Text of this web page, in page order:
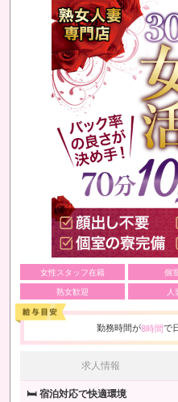
女性スタッフ在籍 個
熟女歓迎
勤務時間が8時間で
求人情報
🛏 宿泊対応で快適環境